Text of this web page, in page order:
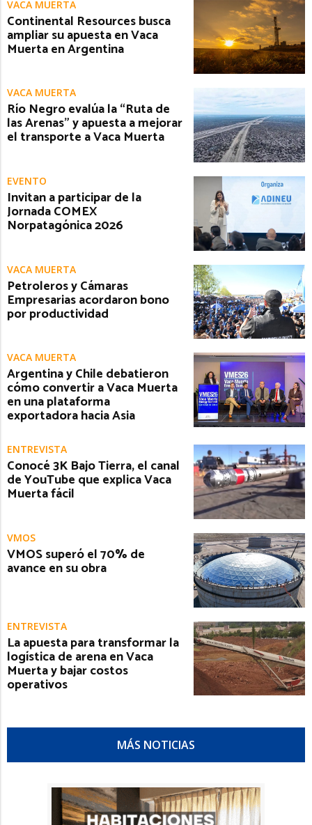
VACA MUERTA
Continental Resources busca
ampliar su apuesta en Vaca
Muerta en Argentina
VACA MUERTA
Río Negro evalúa la “Ruta de
las Arenas” y apuesta a mejorar
el transporte a Vaca Muerta
EVENTO
Invitan a participar de la
Jornada COMEX
Norpatagónica 2026
VACA MUERTA
Petroleros y Cámaras
Empresarias acordaron bono
por productividad
VACA MUERTA
Argentina y Chile debatieron
cómo convertir a Vaca Muerta
en una plataforma
exportadora hacia Asia
ENTREVISTA
Conocé 3K Bajo Tierra, el canal
de YouTube que explica Vaca
Muerta fácil
VMOS
VMOS superó el 70% de
avance en su obra
ENTREVISTA
La apuesta para transformar la
logística de arena en Vaca
Muerta y bajar costos
operativos
MÁS NOTICIAS